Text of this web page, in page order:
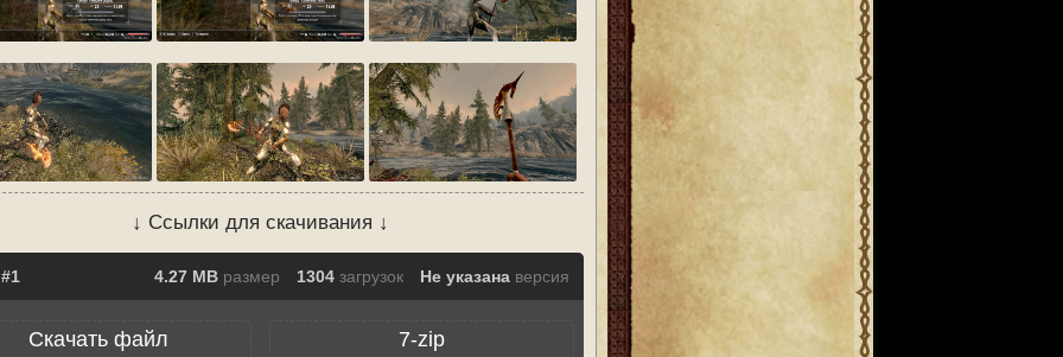
↓ Ссылки для скачивания ↓
4.27 MB размер 1304 загрузок Не указана версия
Скачать файл 7-zip